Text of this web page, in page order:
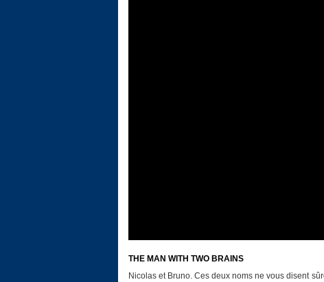
THE MAN WITH TWO BRAINS
Nicolas et Bruno. Ces deux noms ne vous disent